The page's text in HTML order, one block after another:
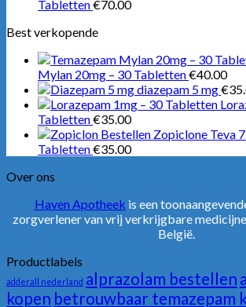
Tabletten€70.00
Best verkopende
Mylan 20mg – 30 Tabletten€40.00
diazepam 5 mg€
Tabletten€35.00
Zopiclone Teva
Tabletten€35.00
Over ons
Haven Apotheek is een
zorgverlener van vrij verkrijgbare
België.
Productlabels
adderall nederland alprazolam bestellen
kopen betrouwbaar temazepam